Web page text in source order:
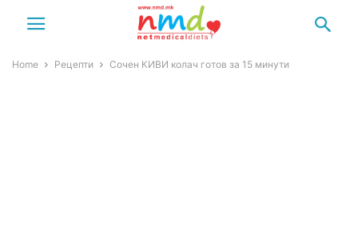
Home Рецепти Сочен КИВИ колач готов за 15 минути